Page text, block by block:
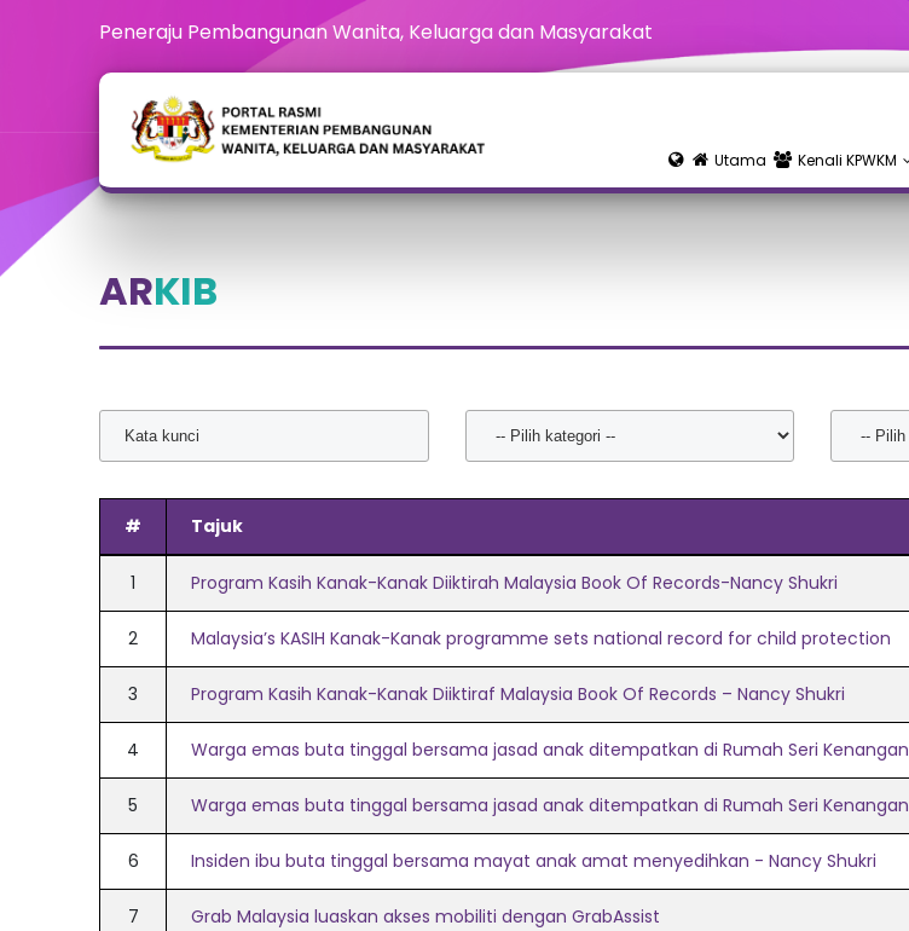
Peneraju Pembangunan Wanita, Keluarga dan Masyarakat
Utama Kenali KPWKM
ARKIB
# Tajuk
1 Program Kasih Kanak-Kanak Diiktirah Malaysia Book Of Records-Nancy Shukri
2 Malaysia’s KASIH Kanak-Kanak programme sets national record for child protection
3 Program Kasih Kanak-Kanak Diiktiraf Malaysia Book Of Records – Nancy Shukri
4 Warga emas buta tinggal bersama jasad anak ditempatkan di Rumah Seri Kenangan
5 Warga emas buta tinggal bersama jasad anak ditempatkan di Rumah Seri Kenangan
6 Insiden ibu buta tinggal bersama mayat anak amat menyedihkan - Nancy Shukri
7 Grab Malaysia luaskan akses mobiliti dengan GrabAssist